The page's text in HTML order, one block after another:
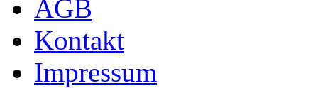
AGB
Kontakt
Impressum